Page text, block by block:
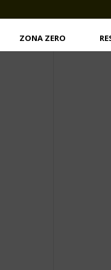
ZONA ZERO